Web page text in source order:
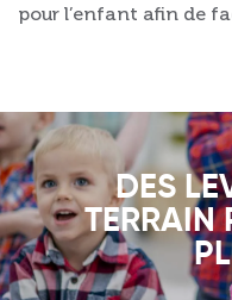
pour l’enfant afin de
DES
TERRAIN